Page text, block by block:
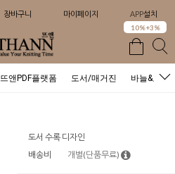
장바구니 마이페이지 APP설치
10%+3%
뜨앤PDF플랫폼 도서/매거진 바늘&도구
도서 수록 디자인
배송비
개별(단품무료)